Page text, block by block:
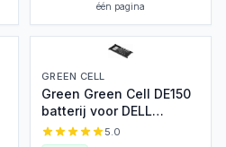
één pagina
GREEN CELL
Green Green Cell DE150
batterij voor DELL
Inspiron laptops
5.0